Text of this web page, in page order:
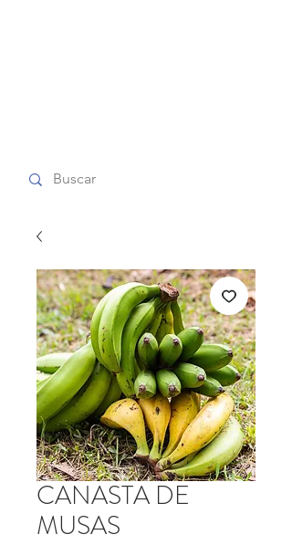
CANASTA DE
MUSAS